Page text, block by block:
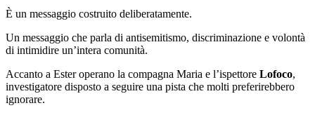
È un messaggio costruito deliberatamente.
Un messaggio che parla di antisemitismo, discriminazione e volontà
di intimidire un’intera comunità.
Accanto a Ester operano la compagna Maria e l’ispettore Lofoco,
investigatore disposto a seguire una pista che molti preferirebbero
ignorare.